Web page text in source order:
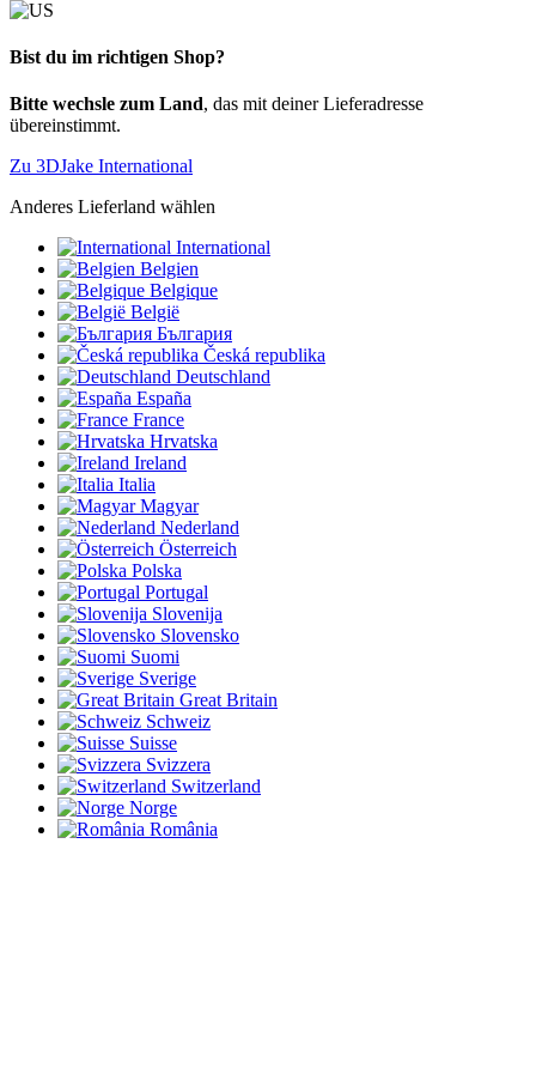
Bist du im richtigen Shop?
Bitte wechsle zum Land, das mit deiner Lieferadresse
übereinstimmt.
Zu 3DJake International
Anderes Lieferland wählen
International
Belgien
Belgique
België
България
Česká republika
Deutschland
España
France
Hrvatska
Ireland
Italia
Magyar
Nederland
Österreich
Polska
Portugal
Slovenija
Slovensko
Suomi
Sverige
Great Britain
Schweiz
Suisse
Svizzera
Switzerland
Norge
România